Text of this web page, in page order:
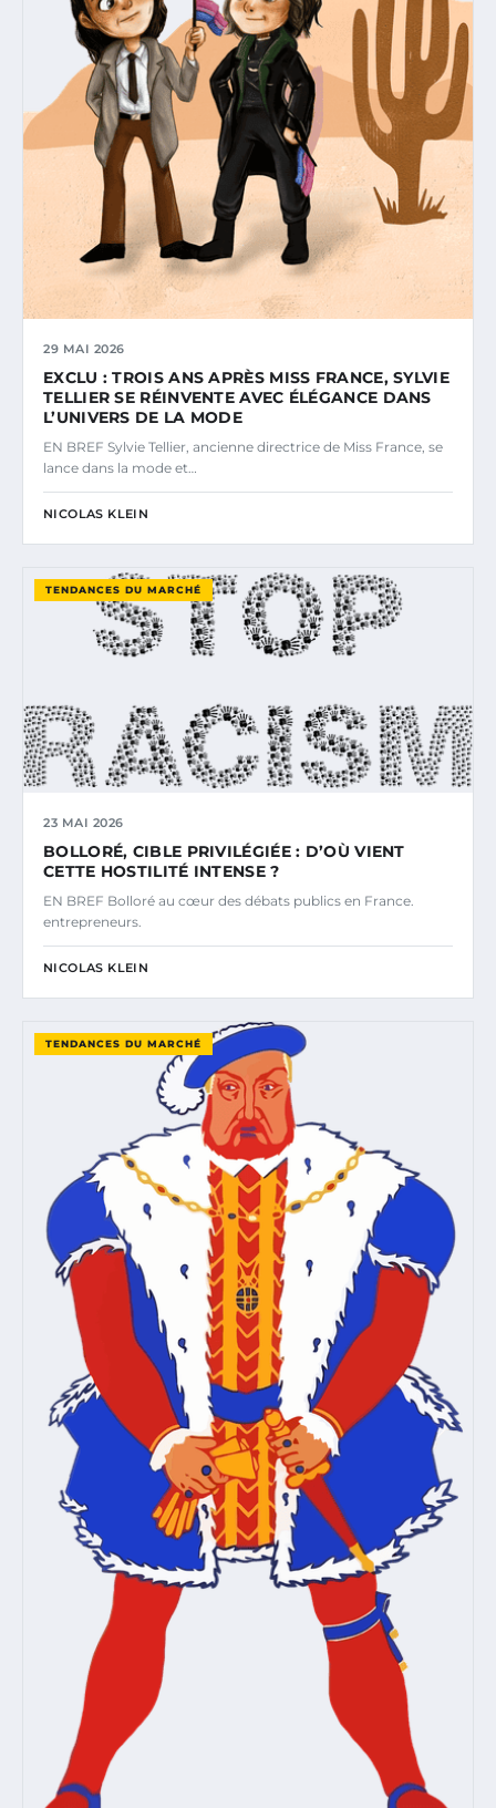
29 MAI 2026
EXCLU : TROIS ANS APRÈS MISS FRANCE, SYLVIE
TELLIER SE RÉINVENTE AVEC ÉLÉGANCE DANS
L’UNIVERS DE LA MODE
EN BREF Sylvie Tellier, ancienne directrice de Miss France, se
lance dans la mode et…
NICOLAS KLEIN
TENDANCES DU MARCHÉ
23 MAI 2026
BOLLORÉ, CIBLE PRIVILÉGIÉE : D’OÙ VIENT
CETTE HOSTILITÉ INTENSE ?
EN BREF Bolloré au cœur des débats publics en France.
entrepreneurs.
NICOLAS KLEIN
TENDANCES DU MARCHÉ